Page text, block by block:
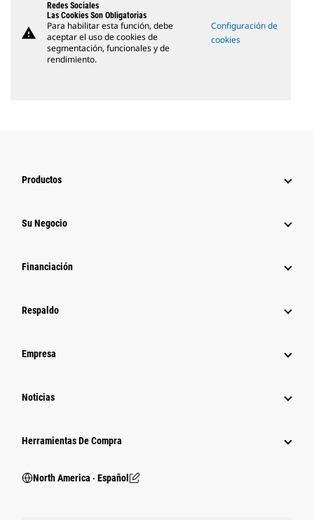
warning
Redes Sociales
Las Cookies Son Obligatorias
Para habilitar esta función, debe
aceptar el uso de cookies de
segmentación, funcionales y de
rendimiento.
Configuración de
cookies
Productos
Su Negocio
Financiación
Respaldo
Empresa
Noticias
Herramientas De Compra
North America ‧ Español